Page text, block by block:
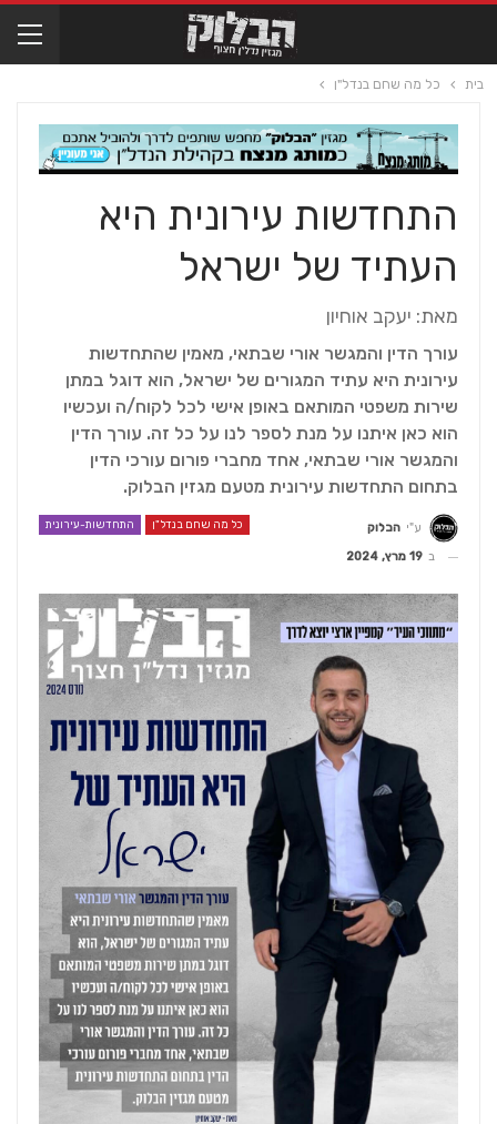
בית כל מה שחם בנדל"ן
התחדשות עירונית היא
העתיד של ישראל
מאת: יעקב אוחיון
עורך הדין והמגשר אורי שבתאי, מאמין שהתחדשות
עירונית היא עתיד המגורים של ישראל, הוא דוגל במתן
שירות משפטי המותאם באופן אישי לכל לקוח/ה ועכשיו
הוא כאן איתנו על מנת לספר לנו על כל זה. עורך הדין
והמגשר אורי שבתאי, אחד מחברי פורום עורכי הדין
בתחום התחדשות עירונית מטעם מגזין הבלוק.
כל מה שחם בנדל"ן התחדשות-עירונית ע"י הבלוק
ב 19 מרץ, 2024